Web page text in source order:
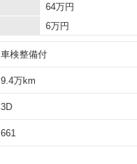
64万円
6万円
車検整備付
9.4万km
3D
661